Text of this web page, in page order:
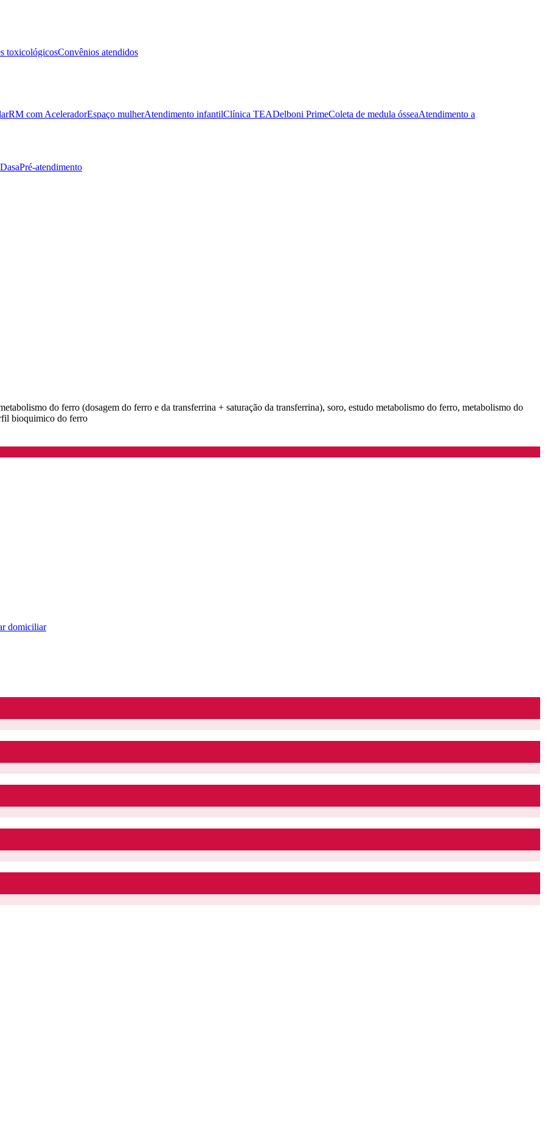
toxicológicosConvênios atendidos
RM com AceleradorEspaço mulherAtendimento infantilClínica TEADelboni PrimeColeta de medula ósseaAtendimento a
Pré-atendimento
do ferro (dosagem do ferro e da transferrina + saturação da transferrina), soro, estudo metabolismo do ferro, metabolismo do
bioquimico do ferro
domiciliar